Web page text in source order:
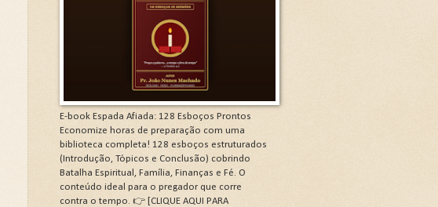
E-book Espada Afiada: 128 Esboços Prontos
Economize horas de preparação com uma
biblioteca completa! 128 esboços estruturados
(Introdução, Tópicos e Conclusão) cobrindo
Batalha Espiritual, Família, Finanças e Fé. O
conteúdo ideal para o pregador que corre
contra o tempo. 👉 [CLIQUE AQUI PARA